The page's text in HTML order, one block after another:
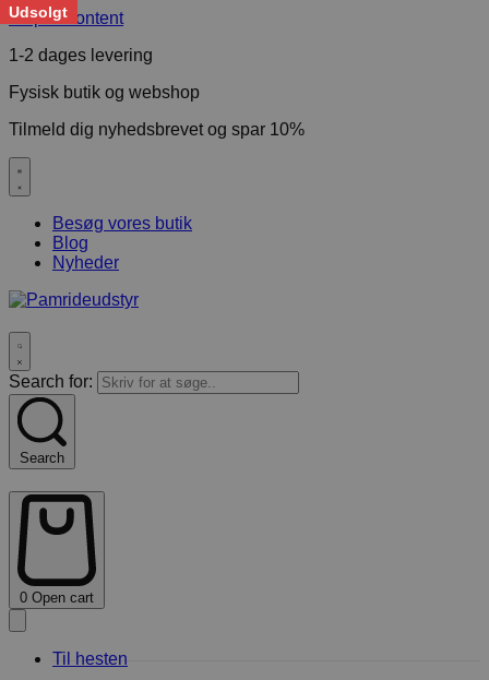
Skip to content
1-2 dages levering
Fysisk butik og webshop
Tilmeld dig nyhedsbrevet og spar 10%
Besøg vores butik
Blog
Nyheder
Search for:
Search
0 Open cart
Til hesten
Udsolgt